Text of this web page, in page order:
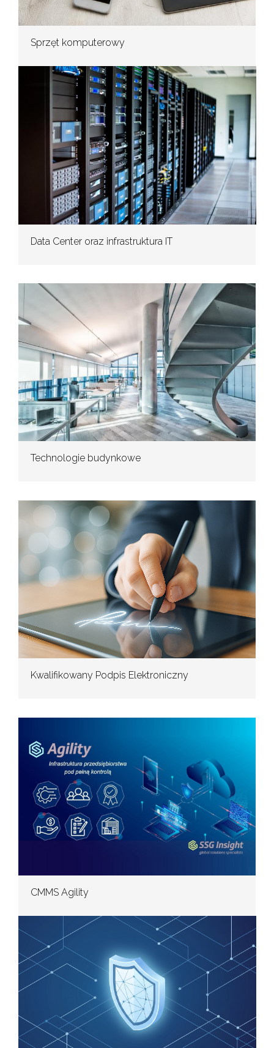
Sprzęt komputerowy
Data Center oraz infrastruktura IT
Technologie budynkowe
Kwalifikowany Podpis Elektroniczny
CMMS Agility